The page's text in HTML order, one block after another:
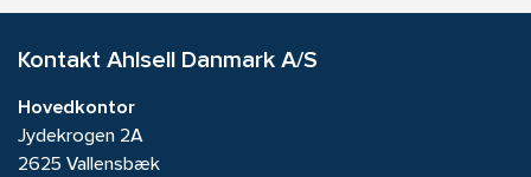
Kontakt Ahlsell Danmark A/S
Hovedkontor
Jydekrogen 2A
2625 Vallensbæk